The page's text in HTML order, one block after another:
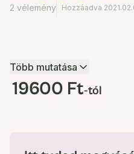
2 vélemény Hozzáadva
Több mutatása
19600 Ft-tól